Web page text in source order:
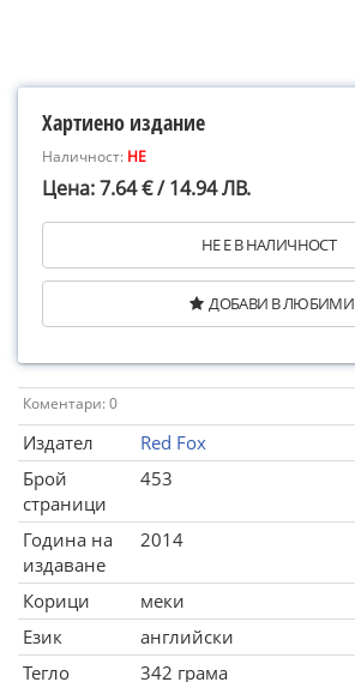
Хартиено издание
Наличност: НЕ
Цена: 7.64 € / 14.94 ЛВ.
НЕ Е В НАЛИЧНОСТ
ДОБАВИ В ЛЮБИМИ
Коментари: 0
Издател
Red Fox
Брой
страници
453
Година на
издаване
2014
Корици
меки
Език
английски
Тегло
342 грама